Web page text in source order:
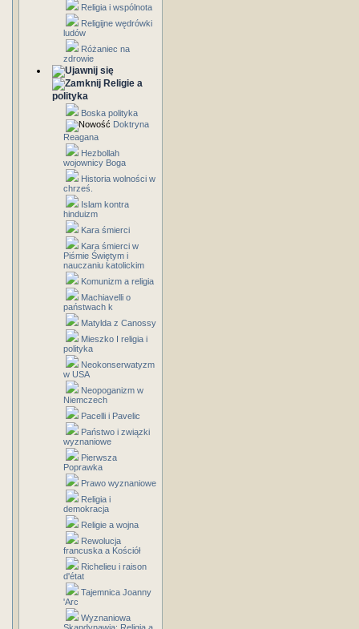
Religia i wspólnota
Religijne wędrówki
ludów
Różaniec na
zdrowie
Religie a
polityka
Boska polityka
Doktryna
Reagana
Hezbollah
wojownicy Boga
Historia wolności w
chrześ.
Islam kontra
hinduizm
Kara śmierci
Kara śmierci w
Piśmie Świętym i
nauczaniu katolickim
Komunizm a religia
Machiavelli o
państwach k
Matylda z Canossy
Mieszko I religia i
polityka
Neokonserwatyzm
w USA
Neopoganizm w
Niemczech
Pacelli i Pavelic
Państwo i związki
wyznaniowe
Pierwsza
Poprawka
Prawo wyznaniowe
Religia i
demokracja
Religie a wojna
Rewolucja
francuska a Kościół
Richelieu i raison
d'état
Tajemnica Joanny
'Arc
Wyznaniowa